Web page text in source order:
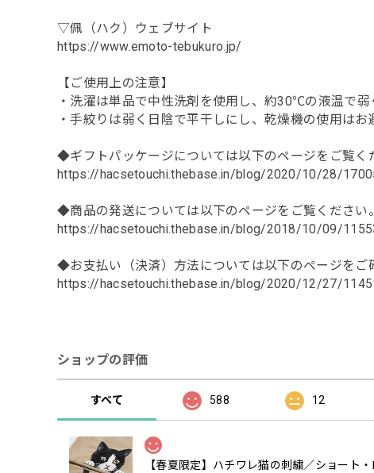
▽佩（ハク）ウェブサイト
https://www.emoto-tebukuro.jp/
【ご使用上の注意】
・洗濯は単品で中性洗剤を使用し、約30℃の液温で
・手絞りは弱く日陰で平干しにし、乾燥機の使用はお
◆ギフトパッケージについては以下のページをご覧く
https://hacsetouchi.thebase.in/blog/2020/10/28/
◆商品の発送については以下のページをご覧ください。
https://hacsetouchi.thebase.in/blog/2018/10/09/
◆お支払い（決済）方法については以下のページをご
https://hacsetouchi.thebase.in/blog/2020/12/27/
ショップの評価
すべて 588 12
【春夏限定】ハチワレ猫の刺繍／ショート